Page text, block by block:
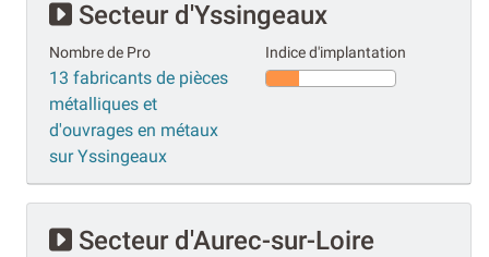
Secteur d'Yssingeaux
Nombre de Pro
13 fabricants de pièces
métalliques et
d'ouvrages en métaux
sur Yssingeaux
Indice d'implantation
Secteur d'Aurec-sur-Loire